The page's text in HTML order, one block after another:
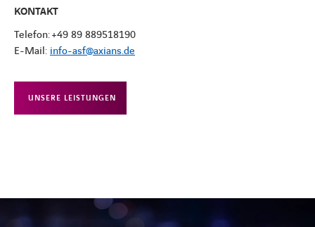
KONTAKT
Telefon: +49 89 889518190
E-Mail: info-asf@axians.de
UNSERE LEISTUNGEN